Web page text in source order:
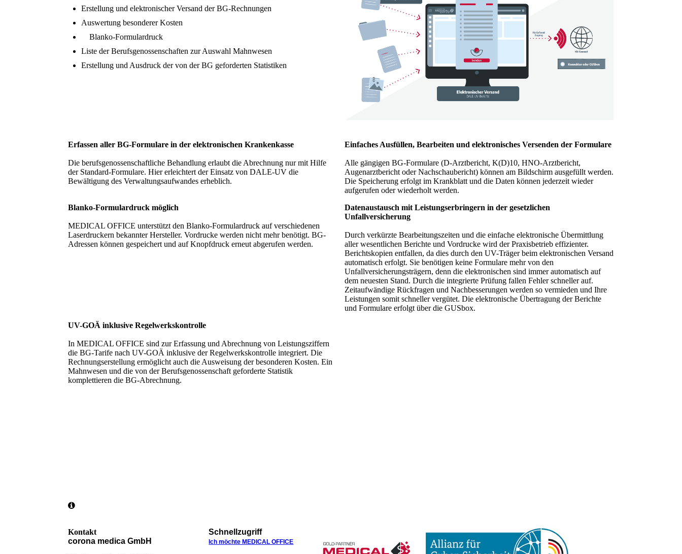
Erstellung und elektronischer Versand der BG-Rechnungen
Auswertung besonderer Kosten
Blanko-Formulardruck
Liste der Berufsgenossenschaften zur Auswahl Mahnwesen
Erstellung und Ausdruck der von der BG geforderten Statistiken
Erfassen aller BG-Formulare in der elektronischen Krankenkasse
Die berufsgenossenschaftliche Behandlung erlaubt die Abrechnung nur mit Hilfe
der Standard-Formulare. Hier erleichtert der Einsatz von DALE-UV die
Bewältigung des Verwaltungsaufwandes erheblich.
Einfaches Ausfüllen, Bearbeiten und elektronisches Versenden der Formulare
Alle gängigen BG-Formulare (D-Arztbericht, K(D)10, HNO-Arztbericht,
Augenarztbericht oder Nachschaubericht) können am Bildschirm ausgefüllt werden.
Die Speicherung erfolgt im Krankblatt und die Daten können jederzeit wieder
aufgerufen oder wiederholt werden.
Blanko-Formulardruck möglich
MEDICAL OFFICE unterstützt den Blanko-Formulardruck auf verschiedenen
Laserdruckern bekannter Hersteller. Vordrucke werden nicht mehr benötigt. BG-
Adressen können gespeichert und auf Knopfdruck erneut abgerufen werden.
Datenaustausch mit Leistungserbringern in der gesetzlichen
Unfallversicherung
Durch verkürzte Bearbeitungszeiten und die einfache elektronische Übermittlung
aller wesentlichen Berichte und Vordrucke wird der Praxisbetrieb effizienter.
Berichtskopien entfallen, da dies durch den UV-Träger beim elektronischen Versand
automatisch erfolgt. Sie benötigen keine Formulare mehr von den
Unfallversicherungsträgern, denn die elektronischen sind immer automatisch auf
dem neuesten Stand. Durch die integrierte Prüfung fallen Fehler schneller auf.
Zeitaufwändige Rückfragen und Nachbesserungen werden so vermieden und Ihre
Leistungen somit schneller vergütet. Die elektronische Übertragung der Berichte
und Formulare erfolgt über die GUSbox.
UV-GOÄ inklusive Regelwerkskontrolle
In MEDICAL OFFICE sind zur Erfassung und Abrechnung von Leistungsziffern
die BG-Tarife nach UV-GOÄ inklusive der Regelwerkskontrolle integriert. Die
Rechnungserstellung ermöglicht auch die Ausweisung der besonderen Kosten. Ein
Mahnwesen und die von der Berufsgenossenschaft geforderte Statistik
komplettieren die BG-Abrechnung.
Kontakt
corona medica GmbH
Schnellzugriff
Ich möchte MEDICAL OFFICE